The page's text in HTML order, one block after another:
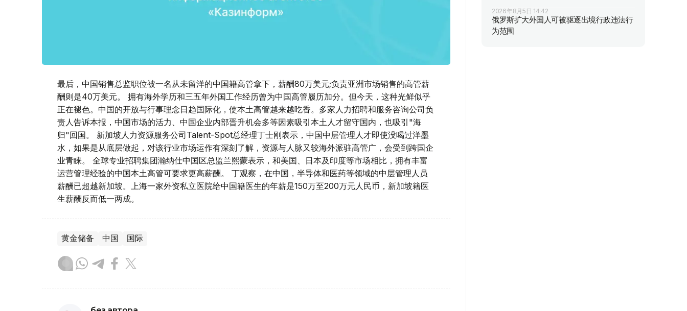
最后，中国销售总监职位被一名从未留洋的中国籍高管拿下，薪酬80万美元;负责亚洲市场销售的高管薪
酬则是40万美元。 拥有海外学历和三五年外国工作经历曾为中国高管履历加分。但今天，这种光鲜似乎
正在褪色。中国的开放与行事理念日趋国际化，使本土高管越来越吃香。多家人力招聘和服务咨询公司负
责人告诉本报，中国市场的活力、中国企业内部晋升机会多等因素吸引本土人才留守国内，也吸引"海
归"回国。 新加坡人力资源服务公司Talent-Spot总经理丁士刚表示，中国中层管理人才即使没喝过洋墨
水，如果是从底层做起，对该行业市场运作有深刻了解，资源与人脉又较海外派驻高管广，会受到跨国企
业青睐。 全球专业招聘集团瀚纳仕中国区总监兰熙蒙表示，和美国、日本及印度等市场相比，拥有丰富
运营管理经验的中国本土高管可要求更高薪酬。 丁观察，在中国，半导体和医药等领域的中层管理人员
薪酬已超越新加坡。上海一家外资私立医院给中国籍医生的年薪是150万至200万元人民币，新加坡籍医
生薪酬反而低一两成。
黄金储备 中国 国际
2026年8月5日 14:42
俄罗斯扩大外国人可被驱逐出境行政违法行
为范围